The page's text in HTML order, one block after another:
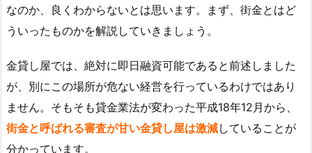
なのか、良くわからないとは思います。まず、街金とはど
ういったものかを解説していきましょう。
金貸し屋では、絶対に即日融資可能であると前述しました
が、別にこの場所が危ない経営を行っているわけではあり
ません。そもそも貸金業法が変わった平成18年12月から、
街金と呼ばれる審査が甘い金貸し屋は激減していることが
分かっています。